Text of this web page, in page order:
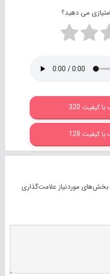
می دهید؟
کیفیت 320
کیفیت 128
بخش‌های موردنیاز علامت‌گذاری